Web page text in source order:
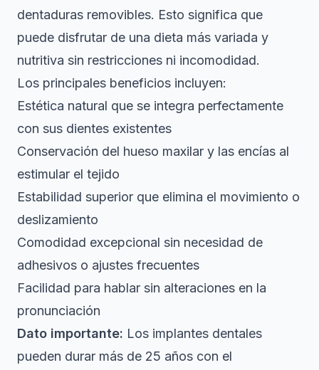
dentaduras removibles. Esto significa que
puede disfrutar de una dieta más variada y
nutritiva sin restricciones ni incomodidad.
Los principales beneficios incluyen:
Estética natural que se integra perfectamente
con sus dientes existentes
Conservación del hueso maxilar y las encías al
estimular el tejido
Estabilidad superior que elimina el movimiento o
deslizamiento
Comodidad excepcional sin necesidad de
adhesivos o ajustes frecuentes
Facilidad para hablar sin alteraciones en la
pronunciación
Dato importante: Los implantes dentales
pueden durar más de 25 años con el